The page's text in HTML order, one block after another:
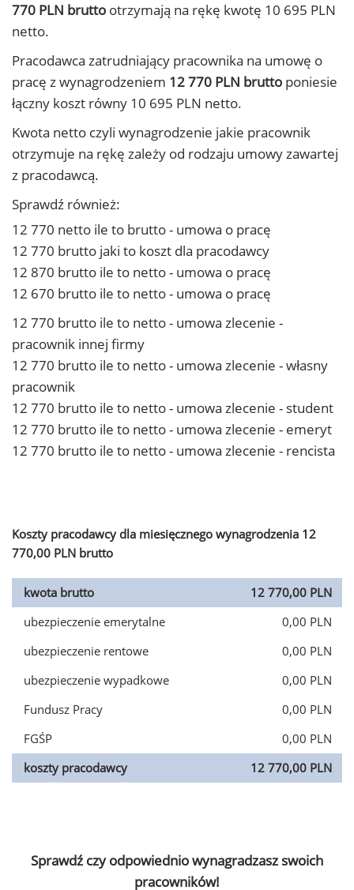
770 PLN brutto otrzymają na rękę kwotę 10 695 PLN
netto.
Pracodawca zatrudniający pracownika na umowę o
pracę z wynagrodzeniem 12 770 PLN brutto poniesie
łączny koszt równy 10 695 PLN netto.
Kwota netto czyli wynagrodzenie jakie pracownik
otrzymuje na rękę zależy od rodzaju umowy zawartej
z pracodawcą.
Sprawdź również:
12 770 netto ile to brutto - umowa o pracę
12 770 brutto jaki to koszt dla pracodawcy
12 870 brutto ile to netto - umowa o pracę
12 670 brutto ile to netto - umowa o pracę
12 770 brutto ile to netto - umowa zlecenie -
pracownik innej firmy
12 770 brutto ile to netto - umowa zlecenie - własny
pracownik
12 770 brutto ile to netto - umowa zlecenie - student
12 770 brutto ile to netto - umowa zlecenie - emeryt
12 770 brutto ile to netto - umowa zlecenie - rencista
Koszty pracodawcy dla miesięcznego wynagrodzenia 12
770,00 PLN brutto
kwota brutto
12 770,00 PLN
ubezpieczenie emerytalne
0,00 PLN
ubezpieczenie rentowe
0,00 PLN
ubezpieczenie wypadkowe
0,00 PLN
Fundusz Pracy
0,00 PLN
FGŚP
0,00 PLN
koszty pracodawcy
12 770,00 PLN
Sprawdź czy odpowiednio wynagradzasz swoich
pracowników!